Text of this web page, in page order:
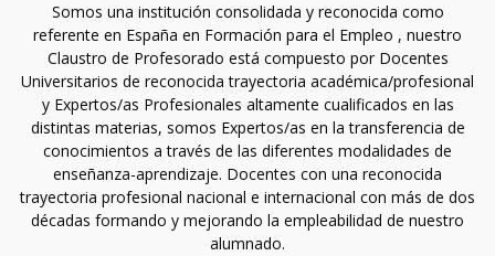
Somos una institución consolidada y reconocida como
referente en España en Formación para el Empleo , nuestro
Claustro de Profesorado está compuesto por Docentes
Universitarios de reconocida trayectoria académica/profesional
y Expertos/as Profesionales altamente cualificados en las
distintas materias, somos Expertos/as en la transferencia de
conocimientos a través de las diferentes modalidades de
enseñanza-aprendizaje. Docentes con una reconocida
trayectoria profesional nacional e internacional con más de dos
décadas formando y mejorando la empleabilidad de nuestro
alumnado.